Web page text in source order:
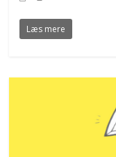
Læs mere